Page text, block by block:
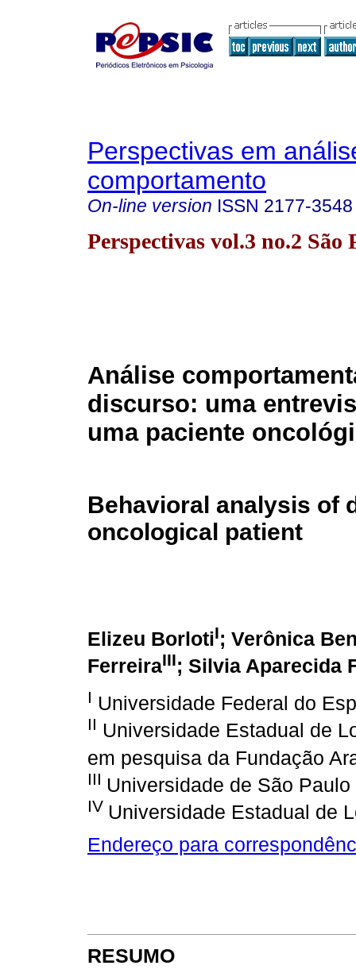
Perspectivas em
comportamento
On-line version ISSN 2177-3548
Perspectivas vol.3 no.2 São
Análise
discurso: uma
uma paciente
Behavioral analysis of
oncological patient
Elizeu BorlotiI; Verônica
FerreiraIII; Silvia Aparecida
I Universidade Federal do
II Universidade Estadual de
em pesquisa da Fundação
III Universidade de São Paulo
IV Universidade Estadual de
Endereço para
RESUMO